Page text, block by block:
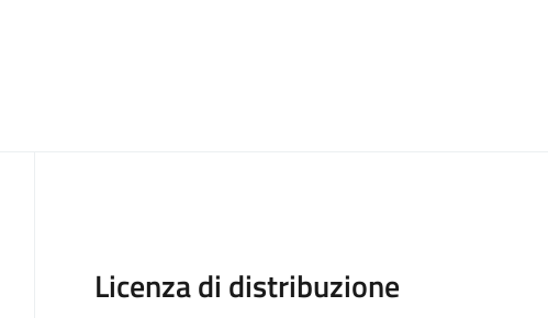
Descrizione
Licenza di distribuzione